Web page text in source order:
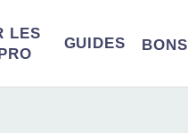
LES
GUIDES BONS